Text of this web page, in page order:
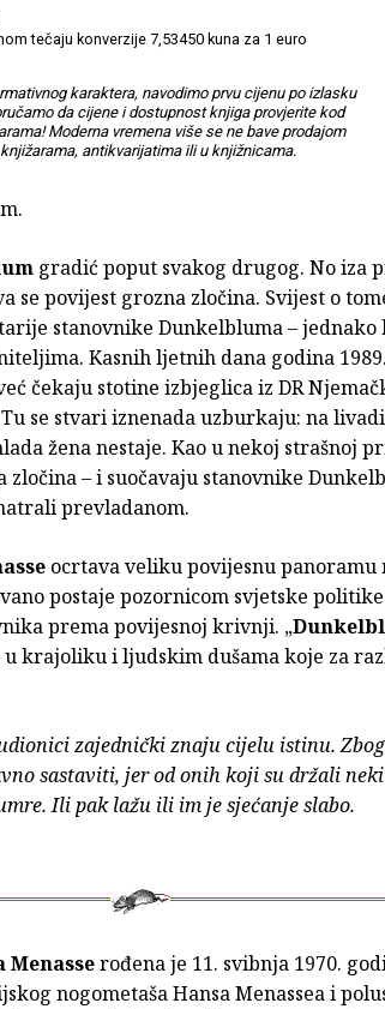
tečaju konverzije 7,53450 kuna za 1 euro
karaktera, navodimo prvu cijenu po izlasku
da cijene i dostupnost knjiga provjerite kod
Moderna vremena više se ne bave prodajom
antikvarijatima ili u knjižnicama.
gradić poput svakog drugog. No iza
se povijest grozna zločina. Svijest o
stanovnike Dunkelbluma – jednako
Kasnih ljetnih dana godina
čekaju stotine izbjeglica iz DR
se stvari iznenada uzburkaju: na
žena nestaje. Kao u nekoj strašnoj
– i suočavaju stanovnike
prevladanom.
ocrtava veliku povijesnu panoramu
postaje pozornicom svjetske
prema povijesnoj krivnji. „
krajoliku i ljudskim dušama koje za
zajednički znaju cijelu istinu.
sastaviti, jer od onih koji su držali
Ili pak lažu ili im je sjećanje slabo.
Menasserođena je 11. svibnja 1970.
nogometaša Hansa Menassea i